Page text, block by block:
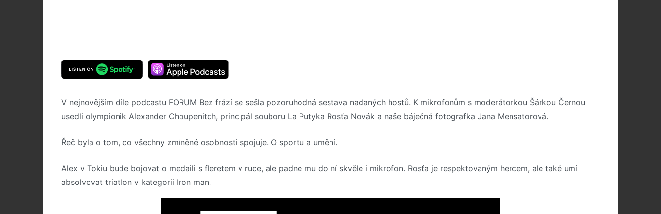
V nejnovějším díle podcastu FORUM Bez frází se sešla pozoruhodná sestava nadaných hostů. K mikrofonům s moderátorkou Šárkou Černou
usedli olympionik Alexander Choupenitch, principál souboru La Putyka Rosťa Novák a naše báječná fotografka Jana Mensatorová.
Řeč byla o tom, co všechny zmíněné osobnosti spojuje. O sportu a umění.
Alex v Tokiu bude bojovat o medaili s fleretem v ruce, ale padne mu do ní skvěle i mikrofon. Rosťa je respektovaným hercem, ale také umí
absolvovat triatlon v kategorii Iron man.